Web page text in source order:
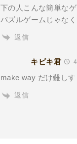
下の人こんな簡単な
パズルゲームじゃな
返信
キビキ君
make way だけ難し
返信